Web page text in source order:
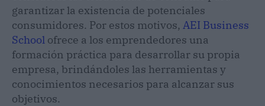
garantizar la existencia de potenciales
consumidores. Por estos motivos, AEI Business
School ofrece a los emprendedores una
formación práctica para desarrollar su propia
empresa, brindándoles las herramientas y
conocimientos necesarios para alcanzar sus
objetivos.